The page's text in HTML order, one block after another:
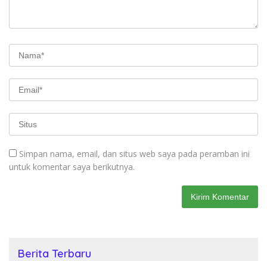
Simpan nama, email, dan situs web saya pada peramban ini
untuk komentar saya berikutnya.
Berita Terbaru